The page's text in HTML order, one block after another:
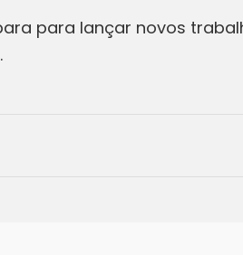
para lançar novos